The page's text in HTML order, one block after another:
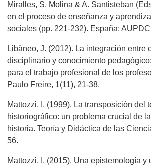
Miralles, S. Molina & A. Santisteban
en el proceso de enseñanza y
sociales (pp. 221-232). España:
Libâneo, J. (2012). La integración entre
disciplinario y conocimiento
para el trabajo profesional de los
Paulo Freire, 1(11), 21-38.
Mattozzi, I. (1999). La transposición del
historiográfico: un problema crucial de
historia. Teoría y Didáctica de las
56.
Mattozzi, I. (2015). Una epistemología y